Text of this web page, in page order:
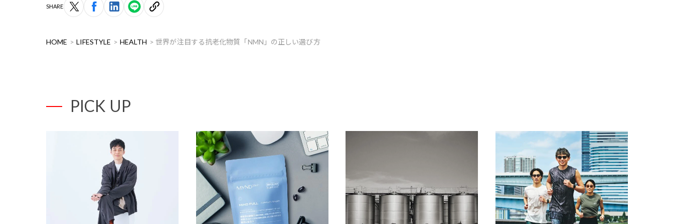
SHARE
HOME LIFESTYLE HEALTH 世界が注目する抗老化物質「NMN」の正しい選び方
PICK UP